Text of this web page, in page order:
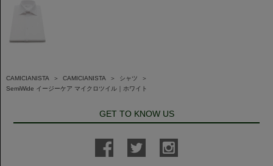
CAMICIANISTA ＞ CAMICIANISTA ＞ シャツ ＞
SemiWide イージーケア マイクロツイル｜ホワイト
GET TO KNOW US